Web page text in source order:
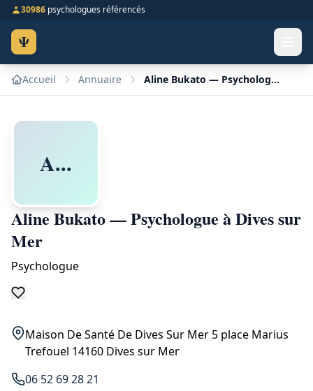
30986 psychologues référencés
Ψ
Accueil Annuaire Aline Bukato — Psychologue à Dives sur Mer
A...
Aline Bukato — Psychologue à Dives sur
Mer
Psychologue
Maison De Santé De Dives Sur Mer 5 place Marius
Trefouel 14160 Dives sur Mer
06 52 69 28 21